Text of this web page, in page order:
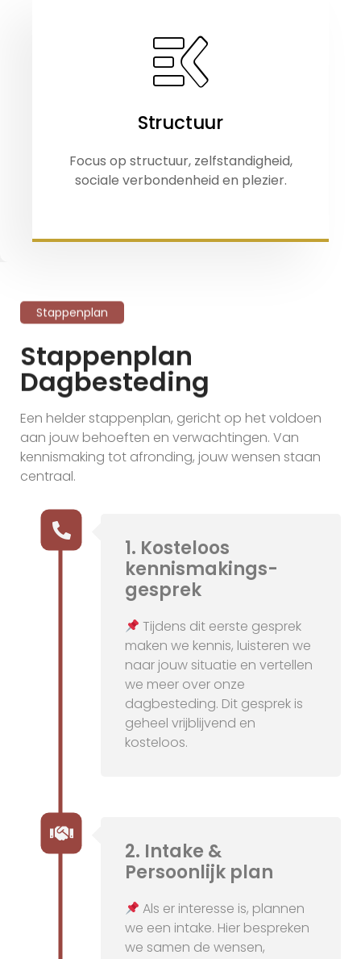
Structuur
Focus op structuur, zelfstandigheid,
sociale verbondenheid en plezier.
Stappenplan
Stappenplan
Dagbesteding
Een helder stappenplan, gericht op het voldoen
aan jouw behoeften en verwachtingen. Van
kennismaking tot afronding, jouw wensen staan
centraal.
1. Kosteloos
kennismakings-
gesprek
Tijdens dit eerste gesprek
maken we kennis, luisteren we
naar jouw situatie en vertellen
we meer over onze
dagbesteding. Dit gesprek is
geheel vrijblijvend en
kosteloos.
2. Intake &
Persoonlijk plan
Als er interesse is, plannen
we een intake. Hier bespreken
we samen de wensen,